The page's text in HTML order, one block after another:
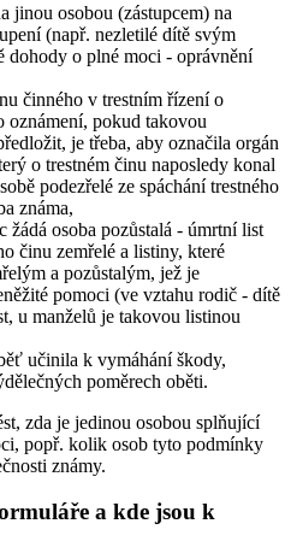
jinou osobou (zástupcem) na
(např. nezletilé dítě svým
dohody o plné moci - oprávnění
činného v trestním řízení o
oznámení, pokud takovou
je třeba, aby označila orgán
o trestném činu naposledy konal
podezřelé ze spáchání trestného
známa,
žádá osoba pozůstalá - úmrtní list
činu zemřelé a listiny, které
a pozůstalým, jež je
pomoci (ve vztahu rodič - dítě
u manželů je takovou listinou
učinila k vymáhání škody,
poměrech oběti.
zda je jedinou osobou splňující
popř. kolik osob tyto podmínky
známy.
a kde jsou k